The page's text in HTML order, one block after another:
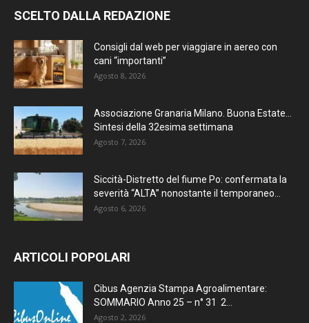
SCELTO DALLA REDAZIONE
Consigli dal web per viaggiare in aereo con
cani “importanti”
Agosto 8, 2026
Associazione Granaria Milano. Buona Estate…
Sintesi della 32esima settimana
Agosto 7, 2026
Siccità-Distretto del fiume Po: confermata la
severità “ALTA” nonostante il temporaneo...
Agosto 6, 2026
ARTICOLI POPOLARI
Cibus Agenzia Stampa Agroalimentare:
SOMMARIO Anno 25 – n° 31 2...
Agosto 2, 2026